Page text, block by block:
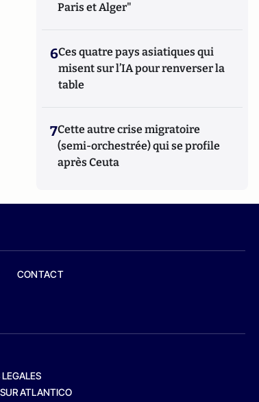
Paris et Alger"
6Ces quatre pays asiatiques qui
misent sur l’IA pour renverser la
table
7Cette autre crise migratoire
(semi-orchestrée) qui se profile
après Ceuta
CONTACT
ATLANTICO